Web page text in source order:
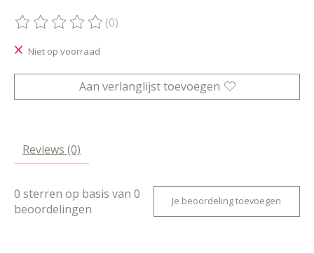
De beoordeling van dit product is
(0)
Niet op voorraad
Aan verlanglijst toevoegen
Reviews (0)
0 sterren op basis van 0
beoordelingen
Je beoordeling toevoegen